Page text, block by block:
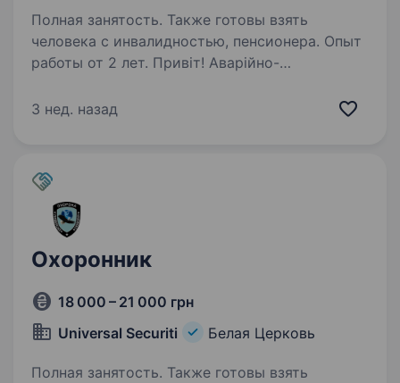
Полная занятость. Также готовы взять
человека с инвалидностью, пенсионера. Опыт
работы от 2 лет. Привіт! Аварійно-
Головного управління ДСНС України
Церква. Як машиніст бульдозера, ти будеш…
3 нед. назад
Охоронник
18 000 – 21 000 грн
Universal Securiti
Белая Церковь
Полная занятость. Также готовы взять